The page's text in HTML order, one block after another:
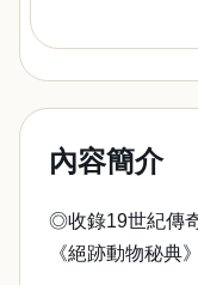
內容簡介
◎收錄19世紀傳
《絕跡動物秘典》